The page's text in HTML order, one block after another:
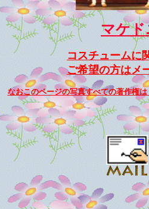
マケド
コスチュームに
ご希望の方は
なおこのページの写真すべての著作権